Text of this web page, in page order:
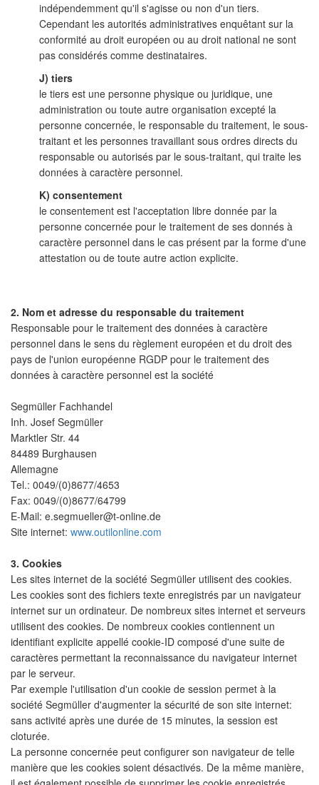
indépendemment qu'il s'agisse ou non d'un tiers.
Cependant les autorités administratives enquêtant sur la
conformité au droit européen ou au droit national ne sont
pas considérés comme destinataires.
J) tiers
le tiers est une personne physique ou juridique, une
administration ou toute autre organisation excepté la
personne concernée, le responsable du traitement, le sous-
traitant et les personnes travaillant sous ordres directs du
responsable ou autorisés par le sous-traitant, qui traite les
données à caractère personnel.
K) consentement
le consentement est l'acceptation libre donnée par la
personne concernée pour le traitement de ses donnés à
caractère personnel dans le cas présent par la forme d'une
attestation ou de toute autre action explicite.
2. Nom et adresse du responsable du traitement
Responsable pour le traitement des données à caractère
personnel dans le sens du règlement européen et du droit des
pays de l'union européenne RGDP pour le traitement des
données à caractère personnel est la société
Segmüller Fachhandel
Inh. Josef Segmüller
Marktler Str. 44
84489 Burghausen
Allemagne
Tel.: 0049/(0)8677/4653
Fax: 0049/(0)8677/64799
E-Mail: e.segmueller@t-online.de
Site internet: www.outilonline.com
3. Cookies
Les sites internet de la société Segmüller utilisent des cookies.
Les cookies sont des fichiers texte enregistrés par un navigateur
internet sur un ordinateur. De nombreux sites internet et serveurs
utilisent des cookies. De nombreux cookies contiennent un
identifiant explicite appellé cookie-ID composé d'une suite de
caractères permettant la reconnaissance du navigateur internet
par le serveur.
Par exemple l'utilisation d'un cookie de session permet à la
société Segmüller d'augmenter la sécurité de son site internet:
sans activité après une durée de 15 minutes, la session est
cloturée.
La personne concernée peut configurer son navigateur de telle
manière que les cookies soient désactivés. De la même manière,